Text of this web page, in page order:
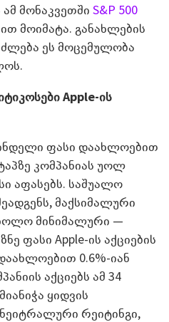
მონაკვეთში S&P 500
მოიმატა. განახლების
ეს მოცემულობა
Apple-ის
ფასი დაახლოებით
კომპანიას უოლ
აფასებს. საშუალო
მაქსიმალური
მინიმალური —
ფასი Apple-ის აქციების
0.6%-იან
აქციებს ამ 34
ყიდვის
რეიტინგი,